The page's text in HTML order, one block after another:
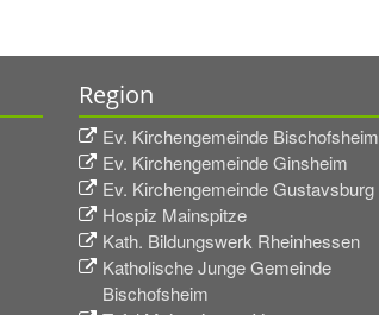
Region
Ev. Kirchengemeinde Bischofsheim
Ev. Kirchengemeinde Ginsheim
Ev. Kirchengemeinde Gustavsburg
Hospiz Mainspitze
Kath. Bildungswerk Rheinhessen
Katholische Junge Gemeinde
Bischofsheim